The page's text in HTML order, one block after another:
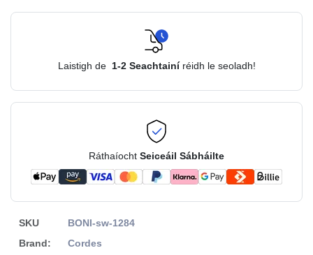
Laistigh de 1-2 Seachtainí réidh le seoladh!
Ráthaíocht Seiceáil Sábháilte
SKU
BONI-sw-1284
Brand:
Cordes